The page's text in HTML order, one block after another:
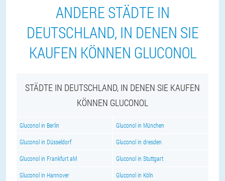
ANDERE STÄDTE IN
DEUTSCHLAND, IN DENEN SIE
KAUFEN KÖNNEN GLUCONOL
STÄDTE IN DEUTSCHLAND, IN DENEN SIE KAUFEN
KÖNNEN GLUCONOL
Gluconol in Berlin Gluconol in München
Gluconol in Düsseldorf Gluconol in dresden
Gluconol in Frankfurt aM Gluconol in Stuttgart
Gluconol in Hannover Gluconol in Köln